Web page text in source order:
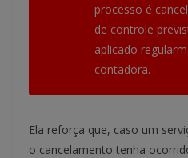
processo é
de controle
aplicado
contadora.
Ela reforça que, caso um
o cancelamento tenha